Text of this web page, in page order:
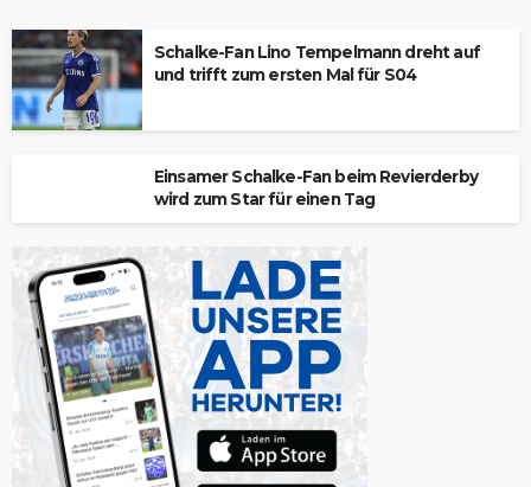
Schalke-Fan Lino Tempelmann dreht auf
und trifft zum ersten Mal für S04
Einsamer Schalke-Fan beim Revierderby
wird zum Star für einen Tag